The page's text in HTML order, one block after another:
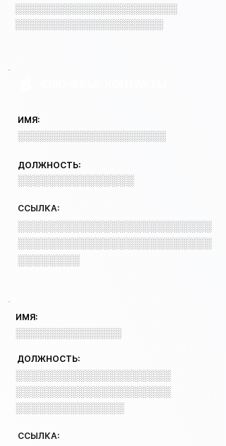
░░░░░░░░░░░░░░░░░░░░░░░
░░░░░░░░░░░░░░░░░░░░░
ИМЯ:
░░░░░░░░░░░░░░░░░░░░░
ДОЛЖНОСТЬ:
░░░░░░░░░░░░░░░
ССЫЛКА:
░░░░░░░░░░░░░░░░░░░░░░░░░
░░░░░░░░░░░░░░░░░░░░░░░░░
░░░░░░░░
ИМЯ:
░░░░░░░░░░░░░░░
ДОЛЖНОСТЬ:
░░░░░░░░░░░░░░░░░░░░
░░░░░░░░░░░░░░░░░░░░
░░░░░░░░░░░░░░
ССЫЛКА: